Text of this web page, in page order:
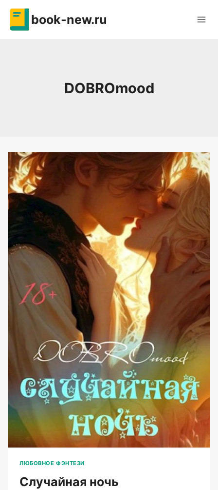
Перейти
содержимому
book-new.ru
DOBROmood
ЛЮБОВНОЕ ФЭНТЕЗИ
Случайная ночь